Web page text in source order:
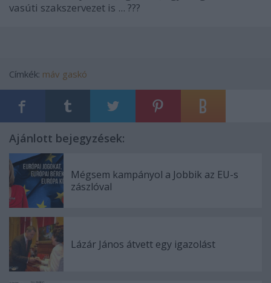
vasúti szakszervezet is ... ???
Címkék: máv gaskó
Ajánlott bejegyzések:
Mégsem kampányol a Jobbik az EU-s
zászlóval
Lázár János átvett egy igazolást